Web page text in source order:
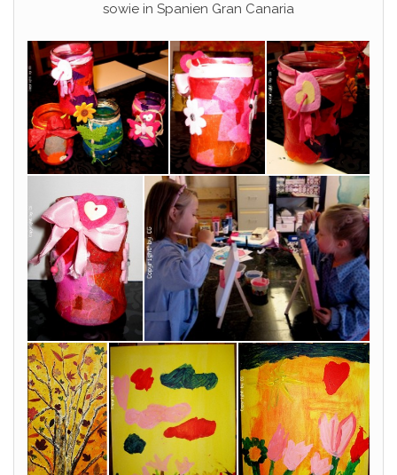
sowie in Spanien Gran Canaria